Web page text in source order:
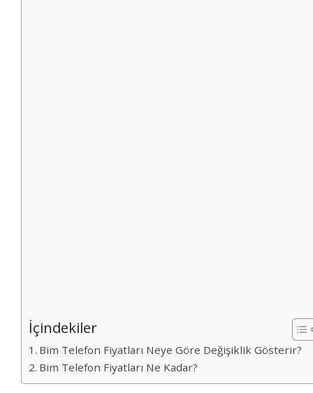
İçindekiler
Bim Telefon Fiyatları Neye Göre Değişiklik Gösterir?
Bim Telefon Fiyatları Ne Kadar?